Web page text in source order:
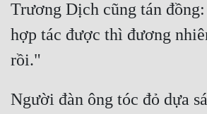
Trương Dịch cũng tán
hợp tác được thì đương
Người đàn ông tóc đỏ dựa